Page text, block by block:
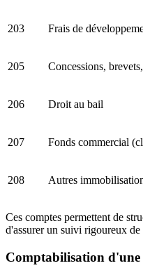
203 Frais de
205 Concessions,
206 Droit au bail
207 Fonds commercial
208 Autres
Ces comptes permettent de
d'assurer un suivi rigoureux
Comptabilisation